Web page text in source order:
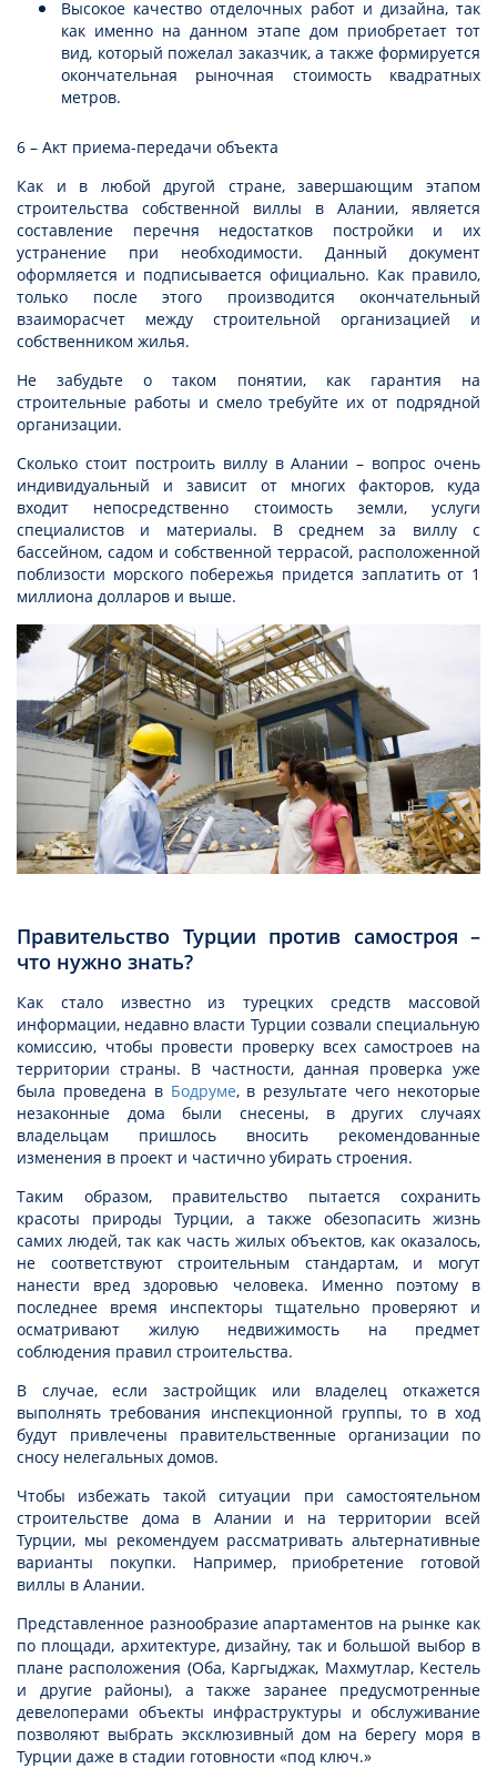
Высокое качество отделочных работ и дизайна, так
как именно на данном этапе дом приобретает тот
вид, который пожелал заказчик, а также формируется
окончательная рыночная стоимость квадратных
метров.
6 – Акт приема-передачи объекта
Как и в любой другой стране, завершающим этапом
строительства собственной виллы в Алании, является
составление перечня недостатков постройки и их
устранение при необходимости. Данный документ
оформляется и подписывается официально. Как правило,
только после этого производится окончательный
взаиморасчет между строительной организацией и
собственником жилья.
Не забудьте о таком понятии, как гарантия на
строительные работы и смело требуйте их от подрядной
организации.
Сколько стоит построить виллу в Алании – вопрос очень
индивидуальный и зависит от многих факторов, куда
входит непосредственно стоимость земли, услуги
специалистов и материалы. В среднем за виллу с
бассейном, садом и собственной террасой, расположенной
поблизости морского побережья придется заплатить от 1
миллиона долларов и выше.
Правительство Турции против самостроя –
что нужно знать?
Как стало известно из турецких средств массовой
информации, недавно власти Турции созвали специальную
комиссию, чтобы провести проверку всех самостроев на
территории страны. В частности, данная проверка уже
была проведена в Бодруме, в результате чего некоторые
незаконные дома были снесены, в других случаях
владельцам пришлось вносить рекомендованные
изменения в проект и частично убирать строения.
Таким образом, правительство пытается сохранить
красоты природы Турции, а также обезопасить жизнь
самих людей, так как часть жилых объектов, как оказалось,
не соответствуют строительным стандартам, и могут
нанести вред здоровью человека. Именно поэтому в
последнее время инспекторы тщательно проверяют и
осматривают жилую недвижимость на предмет
соблюдения правил строительства.
В случае, если застройщик или владелец откажется
выполнять требования инспекционной группы, то в ход
будут привлечены правительственные организации по
сносу нелегальных домов.
Чтобы избежать такой ситуации при самостоятельном
строительстве дома в Алании и на территории всей
Турции, мы рекомендуем рассматривать альтернативные
варианты покупки. Например, приобретение готовой
виллы в Алании.
Представленное разнообразие апартаментов на рынке как
по площади, архитектуре, дизайну, так и большой выбор в
плане расположения (Оба, Каргыджак, Махмутлар, Кестель
и другие районы), а также заранее предусмотренные
девелоперами объекты инфраструктуры и обслуживание
позволяют выбрать эксклюзивный дом на берегу моря в
Турции даже в стадии готовности «под ключ.»